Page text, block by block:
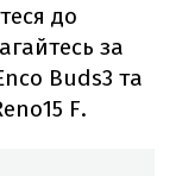
до
за
Buds3 та
F.